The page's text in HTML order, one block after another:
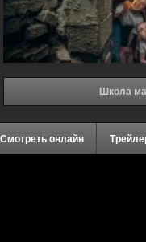
Школа
Смотреть онлайн